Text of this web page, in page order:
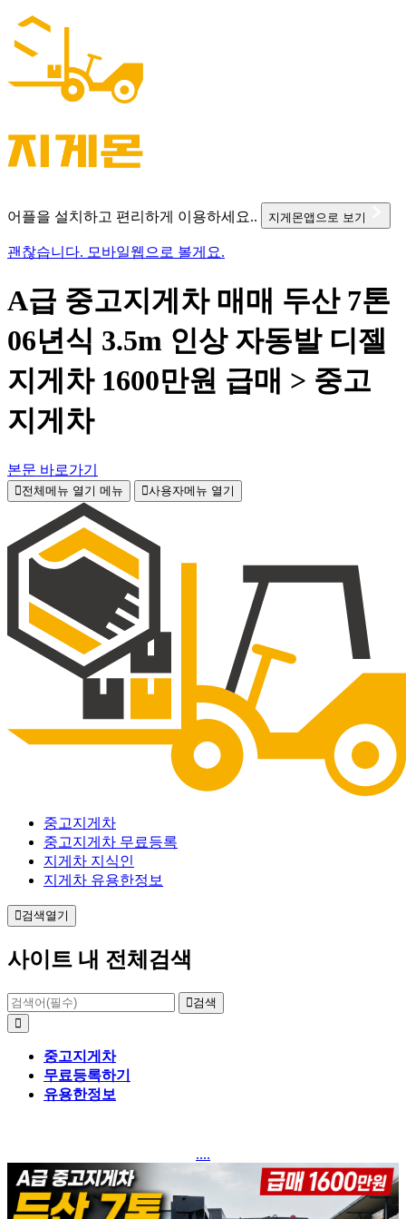
어플을 설치하고 편리하게 이용하세요.. 지게몬앱으로 보기
괜찮습니다. 모바일웹으로 볼게요.
A급 중고지게차 매매 두산 7톤
06년식 3.5m 인상 자동발 디젤
지게차 1600만원 급매 > 중고
지게차
본문 바로가기
전체메뉴 열기 메뉴 사용자메뉴 열기
중고지게차
중고지게차 무료등록
지게차 지식인
지게차 유용한정보
검색열기
사이트 내 전체검색
검색
중고지게차
무료등록하기
유용한정보
....